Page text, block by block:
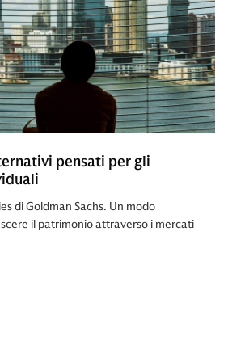
pensati per gli
di Goldman Sachs. Un modo
il patrimonio attraverso i mercati